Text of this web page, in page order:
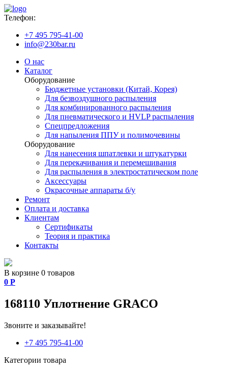
Телефон:
+7 495 795-41-00
info@230bar.ru
О нас
Каталог
Оборудование
Бюджетные установки (Китай, Корея)
Для безвоздушного распыления
Для комбинированного распыления
Для пневматического и HVLP распыления
Спецпредложения
Для напыления ППУ и полимочевины
Оборудование
Для нанесения шпатлевки и штукатурки
Для перекачивания и перемешивания
Для распыления в электростатическом поле
Аксессуары
Окрасочные аппараты б/у
Ремонт
Оплата и доставка
Клиентам
Сертификаты
Теория и практика
Контакты
В корзине 0 товаров
0 Р
168110 Уплотнение GRACO
Звоните и заказывайте!
+7 495 795-41-00
Категории товара